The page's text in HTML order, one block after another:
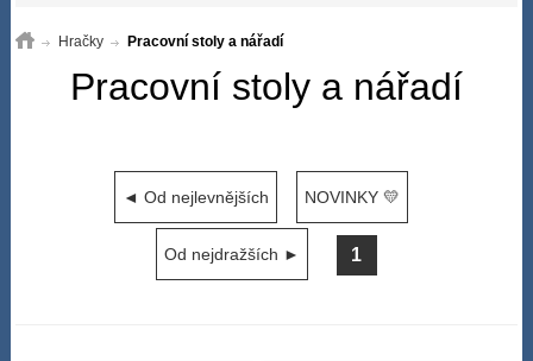
Hračky Pracovní stoly a nářadí
Pracovní stoly a nářadí
◄ Od nejlevnějších NOVINKY 💛
Od nejdražších ► 1